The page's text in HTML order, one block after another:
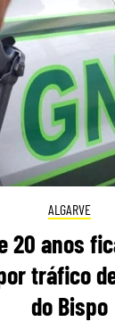
ALGARVE
20 anos
tráfico
do Bispo